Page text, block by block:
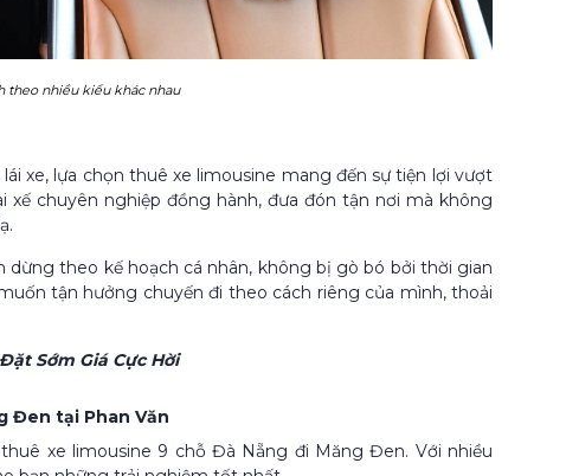
theo nhiều kiểu khác nhau
xe, lựa chọn thuê xe limousine mang đến sự tiện lợi vượt
chuyên nghiệp đồng hành, đưa đón tận nơi mà không
theo kế hoạch cá nhân, không bị gò bó bởi thời gian
tận hưởng chuyến đi theo cách riêng của mình, thoải
Sớm Giá Cực Hời
Đen tại Phan Văn
xe limousine 9 chỗ Đà Nẵng đi Măng Đen. Với nhiều